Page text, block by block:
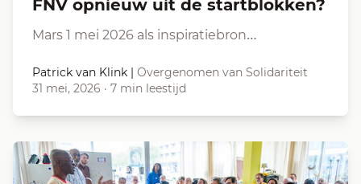
FNV opnieuw uit de startblokken?
Mars 1 mei 2026 als inspiratiebron…
Patrick van Klink | Overgenomen van Solidariteit
31 mei, 2026 · 7 min leestijd